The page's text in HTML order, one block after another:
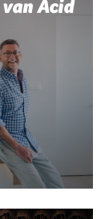
Acid